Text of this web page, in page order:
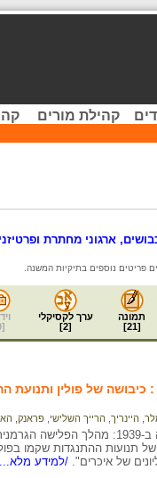
קהילת מורים
ארגוני מחתרת
תמונה
[
21
]
ערך לקסיקלי
[
2
]
[
כיבושה של פולין ותנועת
היינריך הרייך השלישי פראנק,
כיבוש פולין ע"י גרמניה ב-
של תנועות ההתנגדות שקמו
של איכרים". /למידע מלא...